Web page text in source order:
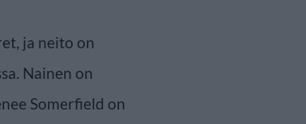
ja neito on
Nainen on
Somerfield on